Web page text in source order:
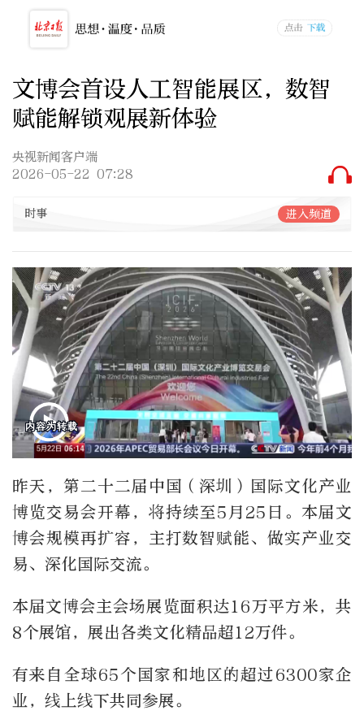
文博会首设人工智能展区，数智
赋能解锁观展新体验
央视新闻客户端
2026-05-22 07:28
时事 进入频道
昨天，第二十二届中国（深圳）国际文化产业
博览交易会开幕，将持续至5月25日。本届文
博会规模再扩容，主打数智赋能、做实产业交
易、深化国际交流。
本届文博会主会场展览面积达16万平方米，共
8个展馆，展出各类文化精品超12万件。
有来自全球65个国家和地区的超过6300家企
业，线上线下共同参展。